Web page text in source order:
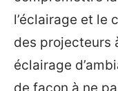
l’éclairage et le
des projecteurs
éclairage
de façon à ne